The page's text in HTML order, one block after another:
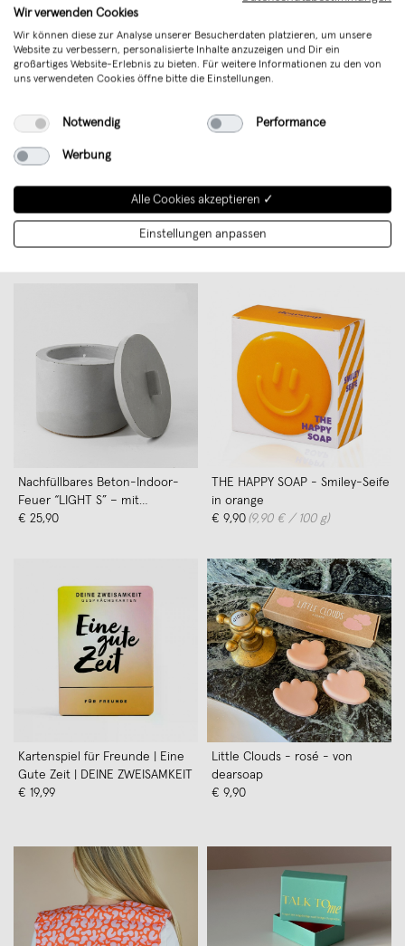
Kumpel
Hochzeits-Box | DEINE
ZWEISAMKEIT
€ 34,99
Nachfüllbares Beton-Indoor-
Feuer “LIGHT S” – mit
Betondeckel - Ideal Wachsreste
€ 25,90
THE HAPPY SOAP - Smiley-Seife
in orange
€ 9,90 (9,90 € / 100 g)
Kartenspiel für Freunde | Eine
Gute Zeit | DEINE ZWEISAMKEIT
€ 19,99
Little Clouds - rosé - von
dearsoap
€ 9,90
Wir verwenden Cookies
Wir können diese zur Analyse unserer Besucherdaten platzieren, um unsere
Website zu verbessern, personalisierte Inhalte anzuzeigen und Dir ein
großartiges Website-Erlebnis zu bieten. Für weitere Informationen zu den von
uns verwendeten Cookies öffne bitte die Einstellungen.
Notwendig Performance
Werbung
Alle Cookies akzeptieren ✓
Einstellungen anpassen